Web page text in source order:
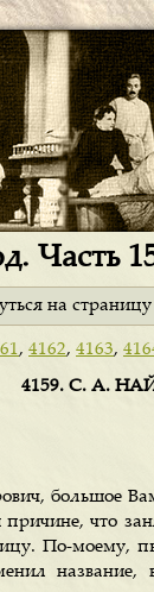
Часть
на страницу
, 4162, 4163,
4159. С. А.
большое
что
По-моему,